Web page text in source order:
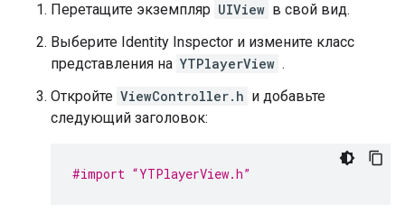
Перетащите экземпляр UIView в свой вид.
Выберите Identity Inspector и измените класс
представления на YTPlayerView .
Откройте ViewController.h и добавьте
следующий заголовок:
#import “YTPlayerView.h”